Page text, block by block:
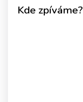
Kde zpíváme?